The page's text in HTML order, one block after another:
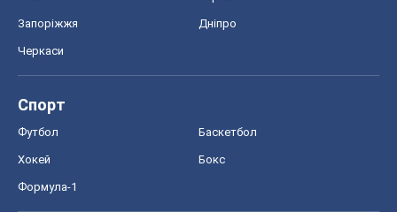
Запоріжжя Дніпро
Черкаси
Спорт
Футбол Баскетбол
Хокей Бокс
Формула-1